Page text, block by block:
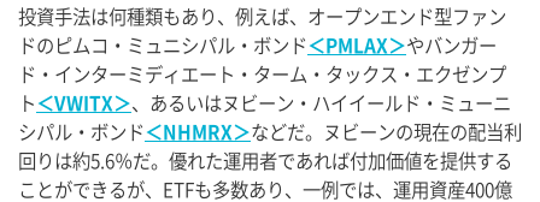
投資手法は何種類もあり、例えば、オープンエンド型ファン
ドのピムコ・ミュニシパル・ボンド ＜PMLAX＞やバンガー
ド・インターミディエート・ターム・タックス・エクゼンプ
ト ＜VWITX＞、あるいはヌビーン・ハイイールド・ミューニ
シパル・ボンド ＜NHMRX＞などだ。ヌビーンの現在の配当利
回りは約5.6％だ。優れた運用者であれば付加価値を提供する
ことができるが、ETFも多数あり、一例では、運用資産400億